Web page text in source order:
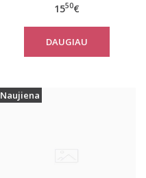
1550€
DAUGIAU
Naujiena